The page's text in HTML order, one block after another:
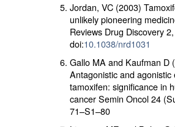
Jordan, VC (2003)
unlikely pioneering
Reviews Drug Discovery
doi:10.1038/nrd1031
Gallo MA and Kaufman D
Antagonistic and agonistic
tamoxifen: significance in
cancer Semin Oncol 24
71–S1–80